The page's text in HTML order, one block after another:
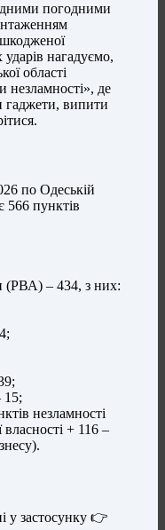
погодними
нагадуємо,
області
де
гаджети, випити
по Одеській
566 пунктів
(РВА) – 434, з них:
15;
незламності
+ 116 –
у застосунку 👉